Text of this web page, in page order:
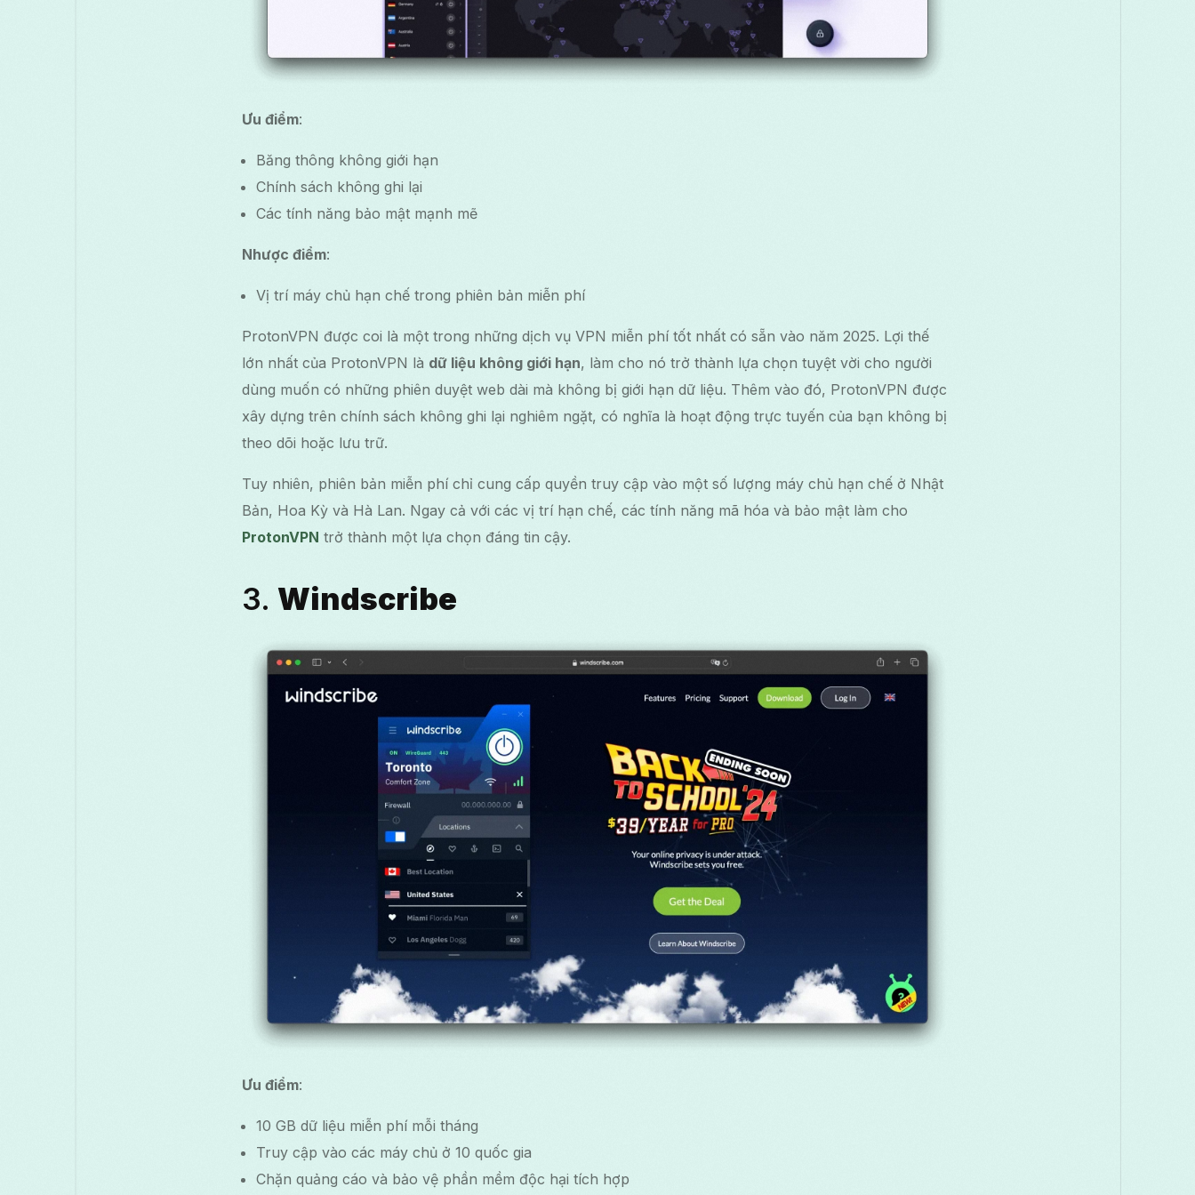
Ưu điểm:
Băng thông không giới hạn
Chính sách không ghi lại
Các tính năng bảo mật mạnh mẽ
Nhược điểm:
Vị trí máy chủ hạn chế trong phiên bản miễn phí
ProtonVPN được coi là một trong những dịch vụ VPN miễn phí tốt nhất có sẵn vào năm 2025. Lợi thế
lớn nhất của ProtonVPN là dữ liệu không giới hạn, làm cho nó trở thành lựa chọn tuyệt vời cho người
dùng muốn có những phiên duyệt web dài mà không bị giới hạn dữ liệu. Thêm vào đó, ProtonVPN được
xây dựng trên chính sách không ghi lại nghiêm ngặt, có nghĩa là hoạt động trực tuyến của bạn không bị
theo dõi hoặc lưu trữ.
Tuy nhiên, phiên bản miễn phí chỉ cung cấp quyền truy cập vào một số lượng máy chủ hạn chế ở Nhật
Bản, Hoa Kỳ và Hà Lan. Ngay cả với các vị trí hạn chế, các tính năng mã hóa và bảo mật làm cho
ProtonVPN trở thành một lựa chọn đáng tin cậy.
3. Windscribe
Ưu điểm:
10 GB dữ liệu miễn phí mỗi tháng
Truy cập vào các máy chủ ở 10 quốc gia
Chặn quảng cáo và bảo vệ phần mềm độc hại tích hợp